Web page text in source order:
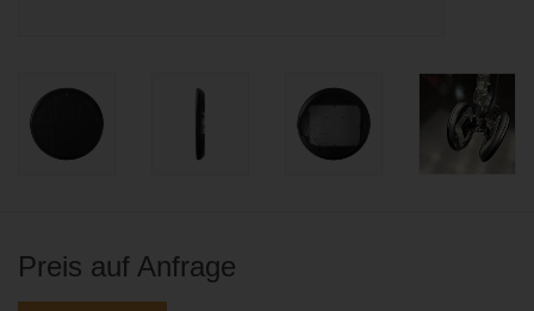
Preis auf Anfrage